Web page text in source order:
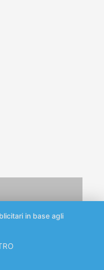
in base agli